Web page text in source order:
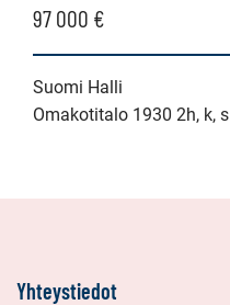
97 000 €
Suomi Halli
Omakotitalo 1930 2h, k, s
Yhteystiedot